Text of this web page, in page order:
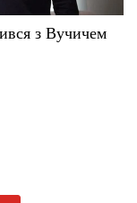
з Вучичем